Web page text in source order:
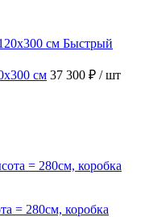
Быстрый
см 37 300 ₽ / шт
= 280см, коробка